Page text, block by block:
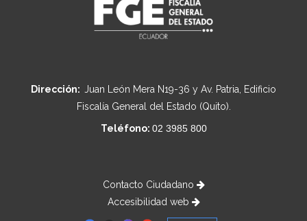
Dirección: Juan León Mera N19-36 y Av. Patria, Edificio
Fiscalía General del Estado (Quito).
Teléfono: 02 3985 800
Contacto Ciudadano
Accesibilidad web